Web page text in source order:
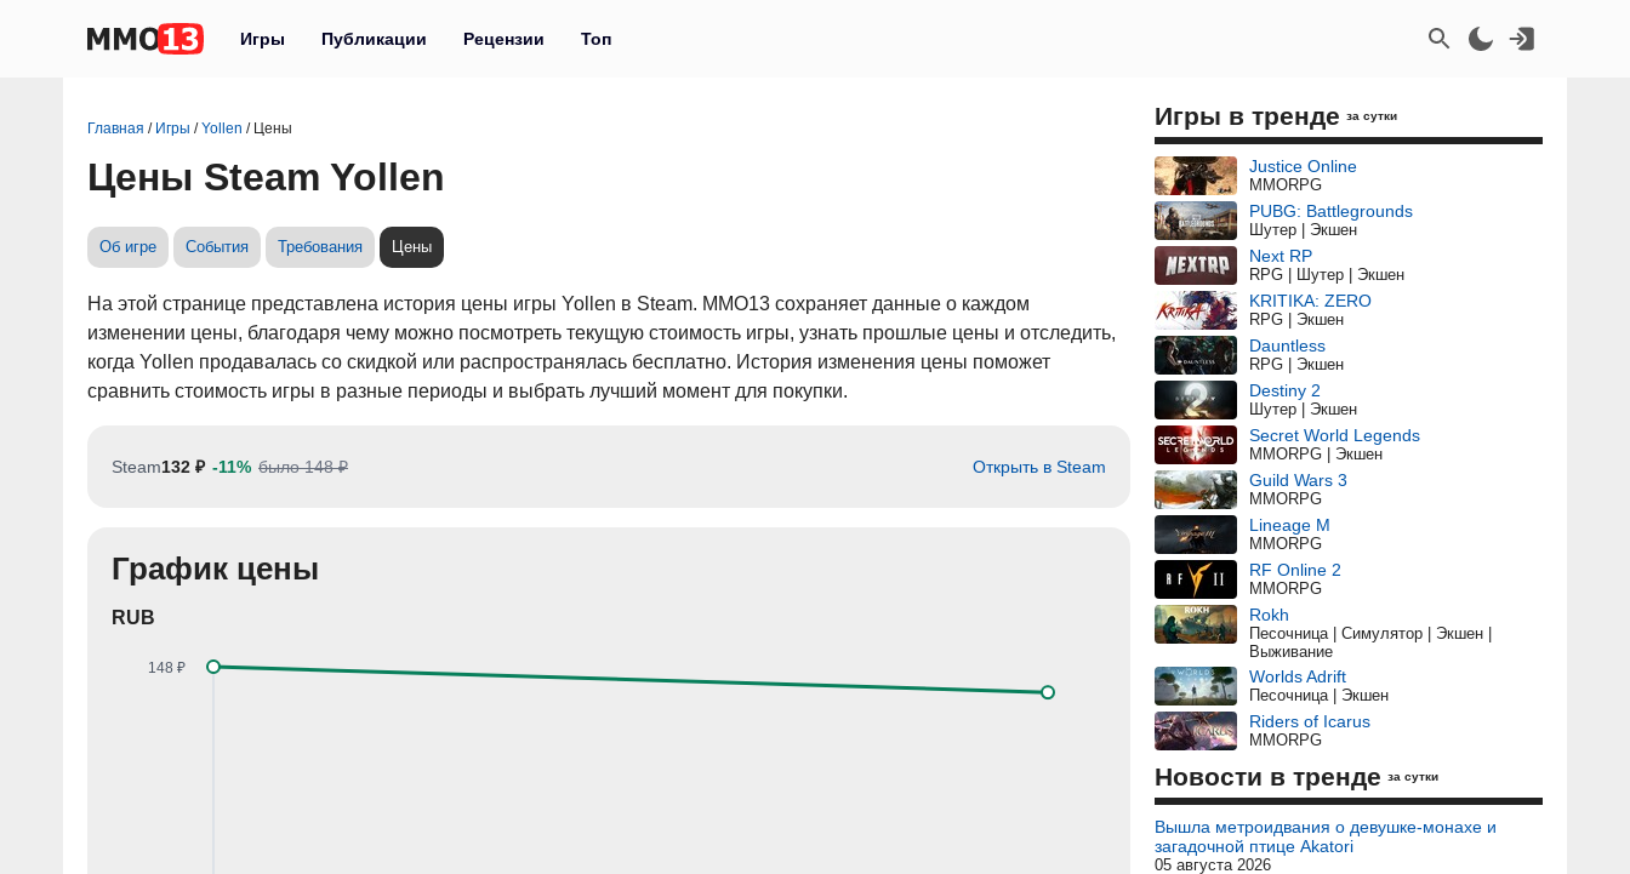
Игры Публикации Рецензии Топ
Главная / Игры /Yollen / Цены
Цены Steam Yollen
Об игре События Требования Цены
На этой странице представлена история цены игры Yollen в Steam. MMO13 сохраняет данные о каждом
изменении цены, благодаря чему можно посмотреть текущую стоимость игры, узнать прошлые цены и отследить,
когда Yollen продавалась со скидкой или распространялась бесплатно. История изменения цены поможет
сравнить стоимость игры в разные периоды и выбрать лучший момент для покупки.
Steam132 ₽ -11% было 148 ₽ Открыть в Steam
График цены
RUB
148 ₽
Игры в тренде за сутки
Justice Online
MMORPG
PUBG: Battlegrounds
Шутер | Экшен
Next RP
RPG | Шутер | Экшен
KRITIKA: ZERO
RPG | Экшен
Dauntless
RPG | Экшен
Destiny 2
Шутер | Экшен
Secret World Legends
MMORPG | Экшен
Guild Wars 3
MMORPG
Lineage M
MMORPG
RF Online 2
MMORPG
Rokh
Песочница | Симулятор | Экшен |
Выживание
Worlds Adrift
Песочница | Экшен
Riders of Icarus
MMORPG
Новости в тренде за сутки
Вышла метроидвания о девушке-монахе и
загадочной птице Akatori
05 августа 2026